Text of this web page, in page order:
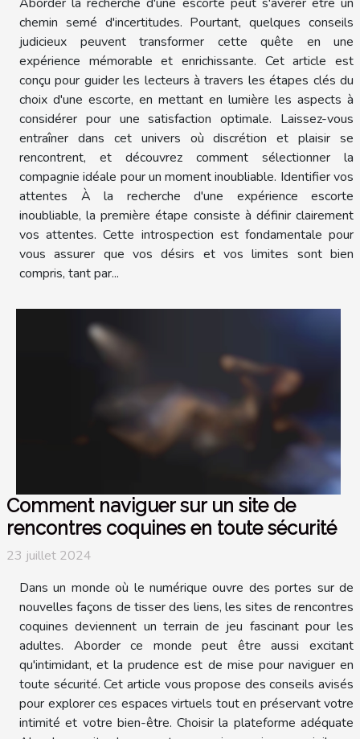
chemin semé d'incertitudes. Pourtant, quelques conseils
judicieux peuvent transformer cette quête en une
expérience mémorable et enrichissante. Cet article est
conçu pour guider les lecteurs à travers les étapes clés du
choix d'une escorte, en mettant en lumière les aspects à
considérer pour une satisfaction optimale. Laissez-vous
entraîner dans cet univers où discrétion et plaisir se
rencontrent, et découvrez comment sélectionner la
compagnie idéale pour un moment inoubliable. Identifier vos
attentes À la recherche d'une expérience escorte
inoubliable, la première étape consiste à définir clairement
vos attentes. Cette introspection est fondamentale pour
vous assurer que vos désirs et vos limites sont bien
compris, tant par...
Comment naviguer sur un site de
rencontres coquines en toute sécurité
23 juillet 2024
Dans un monde où le numérique ouvre des portes sur de
nouvelles façons de tisser des liens, les sites de rencontres
coquines deviennent un terrain de jeu fascinant pour les
adultes. Aborder ce monde peut être aussi excitant
qu'intimidant, et la prudence est de mise pour naviguer en
toute sécurité. Cet article vous propose des conseils avisés
pour explorer ces espaces virtuels tout en préservant votre
intimité et votre bien-être. Choisir la plateforme adéquate